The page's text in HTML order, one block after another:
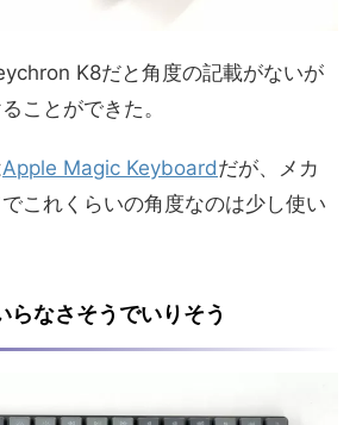
K8だと角度の記載がないが
ことができた。
Apple Magic Keyboardだが、メカ
これくらいの角度なのは少し使い
らなさそうでいりそう